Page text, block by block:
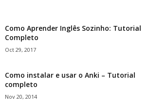
Como Aprender Inglês Sozinho: Tutorial
Completo
Oct 29, 2017
Como instalar e usar o Anki – Tutorial
completo
Nov 20, 2014